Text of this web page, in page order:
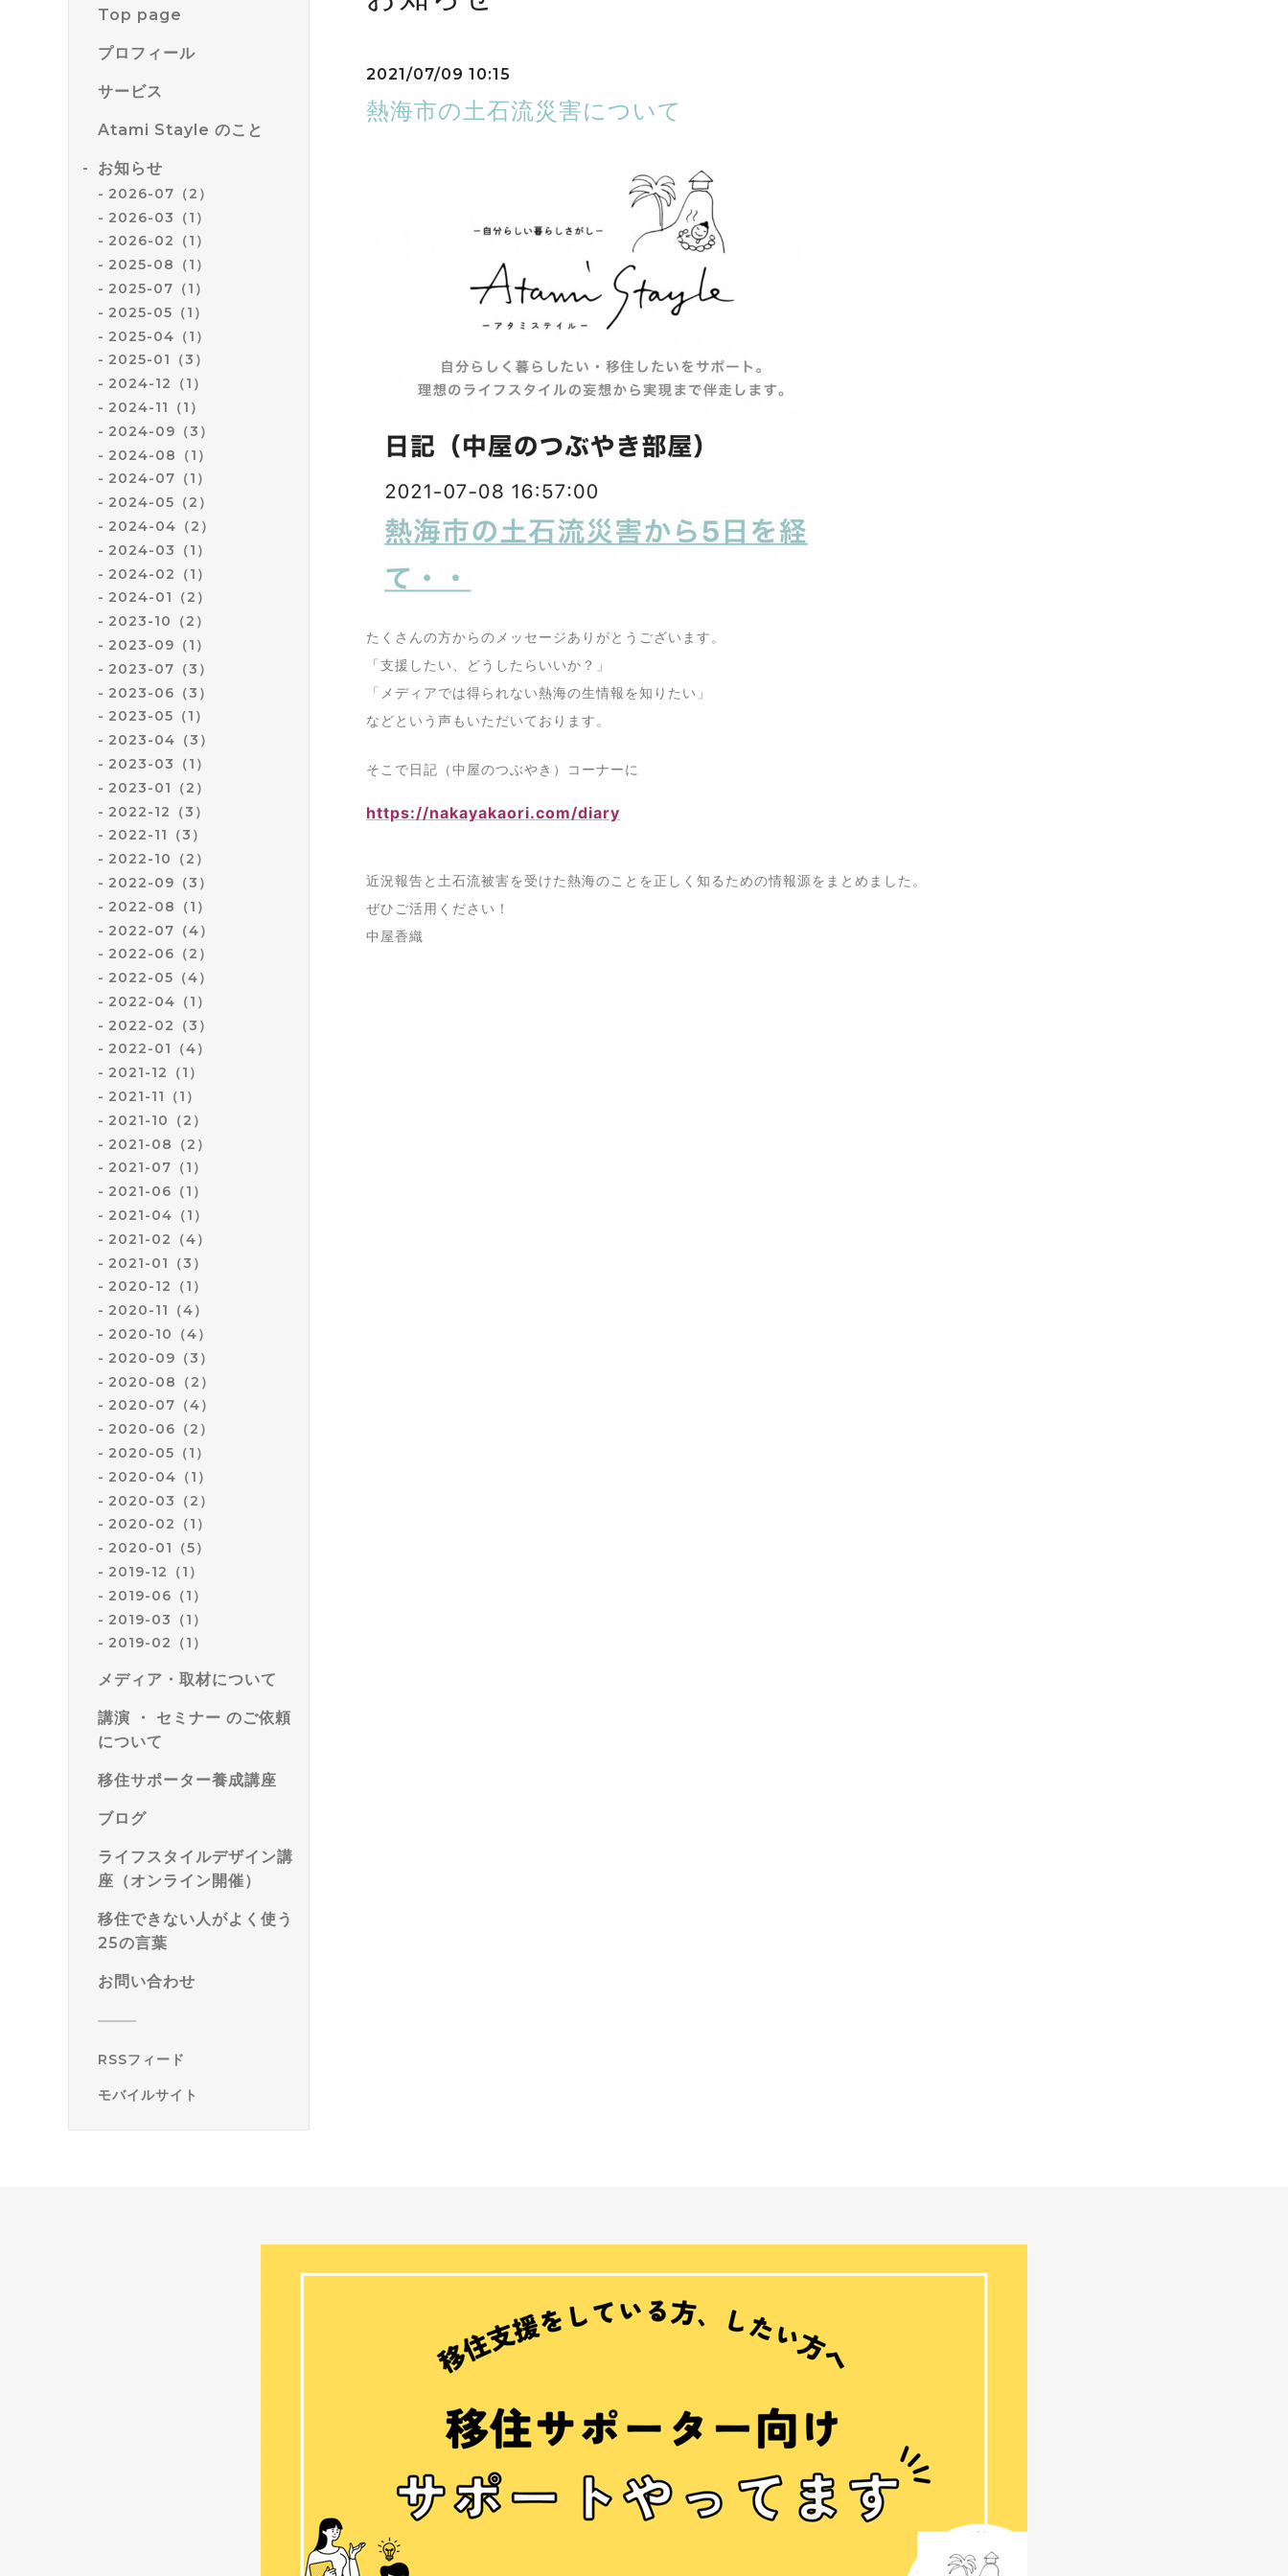
Top page
プロフィール
サービス
Atami Stayle のこと
お知らせ
2026-07（2）
2026-03（1）
2026-02（1）
2025-08（1）
2025-07（1）
2025-05（1）
2025-04（1）
2025-01（3）
2024-12（1）
2024-11（1）
2024-09（3）
2024-08（1）
2024-07（1）
2024-05（2）
2024-04（2）
2024-03（1）
2024-02（1）
2024-01（2）
2023-10（2）
2023-09（1）
2023-07（3）
2023-06（3）
2023-05（1）
2023-04（3）
2023-03（1）
2023-01（2）
2022-12（3）
2022-11（3）
2022-10（2）
2022-09（3）
2022-08（1）
2022-07（4）
2022-06（2）
2022-05（4）
2022-04（1）
2022-02（3）
2022-01（4）
2021-12（1）
2021-11（1）
2021-10（2）
2021-08（2）
2021-07（1）
2021-06（1）
2021-04（1）
2021-02（4）
2021-01（3）
2020-12（1）
2020-11（4）
2020-10（4）
2020-09（3）
2020-08（2）
2020-07（4）
2020-06（2）
2020-05（1）
2020-04（1）
2020-03（2）
2020-02（1）
2020-01（5）
2019-12（1）
2019-06（1）
2019-03（1）
2019-02（1）
メディア・取材について
講演 ・ セミナー のご依頼
について
移住サポーター養成講座
ブログ
ライフスタイルデザイン講
座（オンライン開催）
移住できない人がよく使う
25の言葉
お問い合わせ
RSSフィード
モバイルサイト
2021/07/09 10:15
熱海市の土石流災害について
たくさんの方からのメッセージありがとうございます。
「支援したい、どうしたらいいか？」
「メディアでは得られない熱海の生情報を知りたい」
などという声もいただいております。
そこで日記（中屋のつぶやき）コーナーに
https://nakayakaori.com/diary
近況報告と土石流被害を受けた熱海のことを正しく知るための情報源をまとめました。
ぜひご活用ください！
中屋香織